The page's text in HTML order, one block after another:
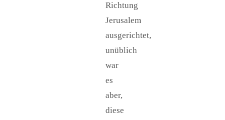
Richtung
Jerusalem
ausgerichtet,
unüblich
war
es
aber,
diese